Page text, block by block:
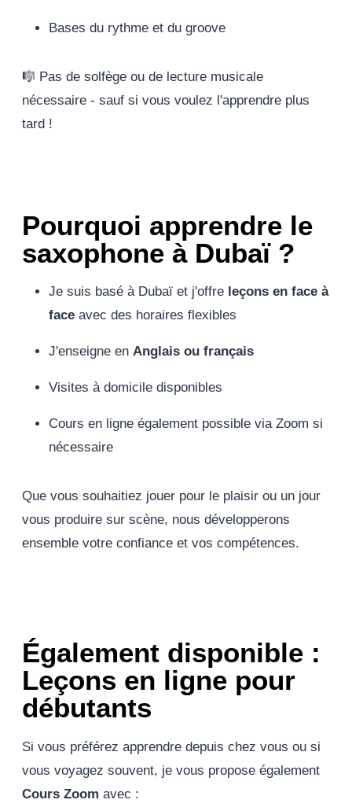
Bases du rythme et du groove
🎼 Pas de solfège ou de lecture musicale
nécessaire - sauf si vous voulez l'apprendre plus
tard !
Pourquoi apprendre le
saxophone à Dubaï ?
Je suis basé à Dubaï et j'offre leçons en face à
face avec des horaires flexibles
J'enseigne en Anglais ou français
Visites à domicile disponibles
Cours en ligne également possible via Zoom si
nécessaire
Que vous souhaitiez jouer pour le plaisir ou un jour
vous produire sur scène, nous développerons
ensemble votre confiance et vos compétences.
Également disponible :
Leçons en ligne pour
débutants
Si vous préférez apprendre depuis chez vous ou si
vous voyagez souvent, je vous propose également
Cours Zoom avec :